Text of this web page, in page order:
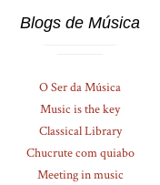
Blogs de Música
O Ser da Música
Music is the key
Classical Library
Chucrute com quiabo
Meeting in music